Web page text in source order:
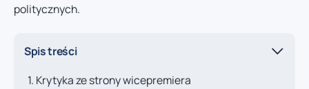
politycznych.
Spis treści
Krytyka ze strony wicepremiera